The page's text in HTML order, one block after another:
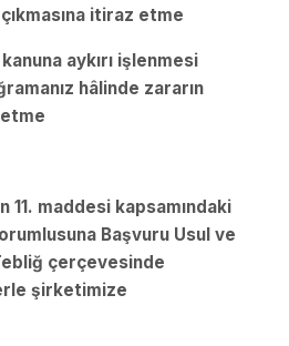
itiraz etme
aykırı işlenmesi
hâlinde zararın
11. maddesi kapsamındaki
Başvuru Usul ve
çerçevesinde
şirketimize